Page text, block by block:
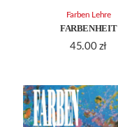
FARBENHEIT
45.00 zł
Farben Lehre